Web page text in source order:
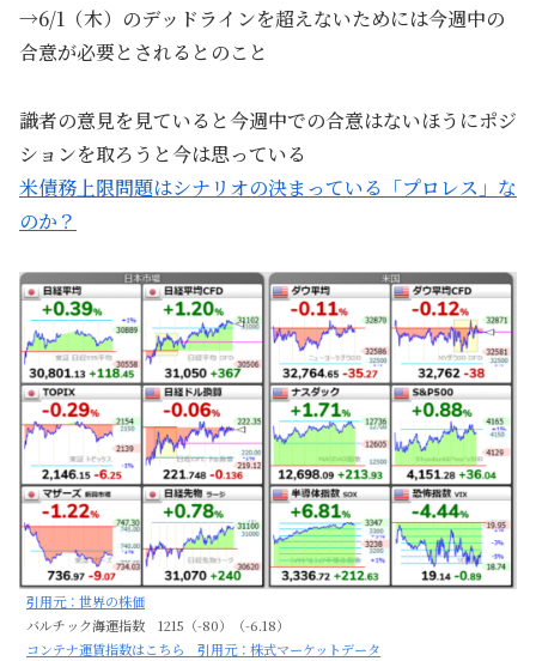
→6/1（木）のデッドラインを超えないためには今週中の
合意が必要とされるとのこと
識者の意見を見ていると今週中での合意はないほうにポジ
ションを取ろうと今は思っている
米債務上限問題はシナリオの決まっている「プロレス」な
のか？
引用元：世界の株価
バルチック海運指数 1215（-80）（-6.18）
コンテナ運賃指数はこちら 引用元：株式マーケットデータ